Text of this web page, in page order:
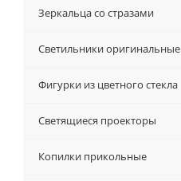
Зеркальца со стразами
Светильники оригинальные
Фигурки из цветного стекла
Светящиеся проекторы
Копилки прикольные